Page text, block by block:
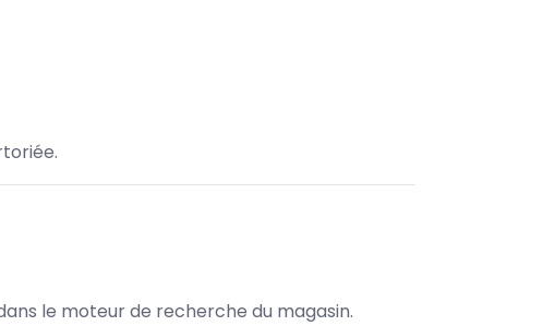
le moteur de recherche du magasin.